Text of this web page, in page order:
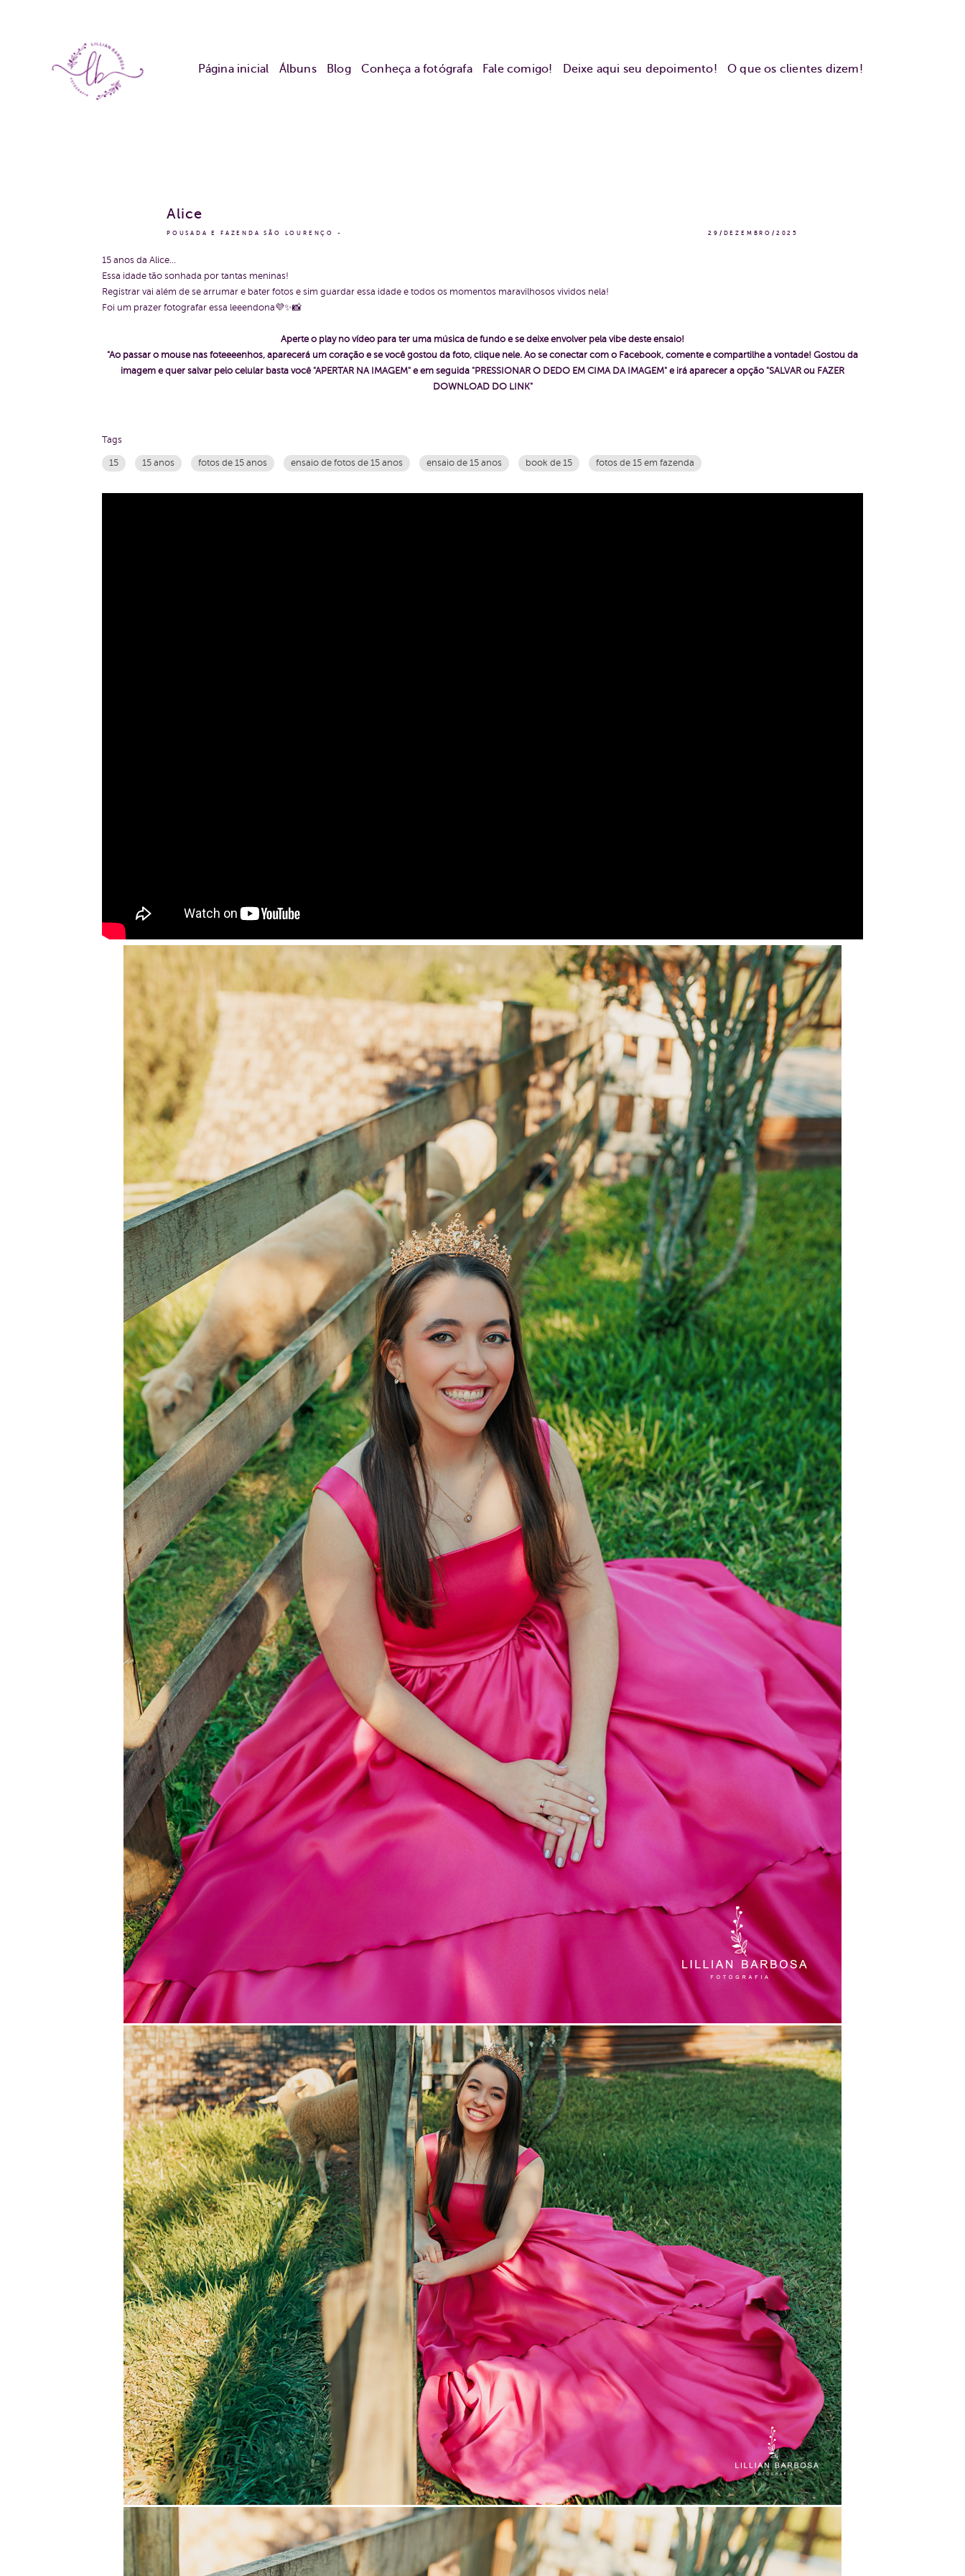
Página inicial Álbuns Blog Conheça a fotógrafa Fale comigo! Deixe aqui seu depoimento! O que os clientes dizem!
POUSADA E FAZENDA SÃO LOURENÇO 29/DEZEMBRO/2025
Alice
15 anos da Alice...
Essa idade tão sonhada por tantas meninas!
Registrar vai além de se arrumar e bater fotos e sim guardar essa idade e todos os momentos maravilhosos vividos nela!
Foi um prazer fotografar essa leeendona💜✨📸
Aperte o play no vídeo para ter uma música de fundo e se deixe envolver pela vibe deste ensaio!
"Ao passar o mouse nas foteeeenhos, aparecerá um coração e se você gostou da foto, clique nele. Ao se conectar com o Facebook, comente e compartilhe a vontade! Gostou da
imagem e quer salvar pelo celular basta você "APERTAR NA IMAGEM" e em seguida "PRESSIONAR O DEDO EM CIMA DA IMAGEM" e irá aparecer a opção "SALVAR ou FAZER
DOWNLOAD DO LINK"
Tags
15 15 anos fotos de 15 anos ensaio de fotos de 15 anos ensaio de 15 anos book de 15 fotos de 15 em fazenda